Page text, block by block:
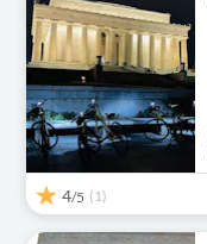
4/5 (1)